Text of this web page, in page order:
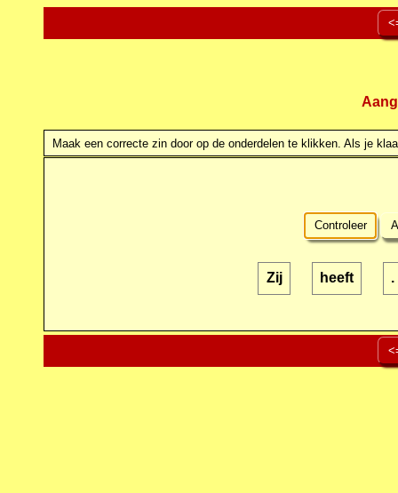
Maak een correcte zin door op de onderdelen te klikken. Als je
Controleer
Zij heeft .